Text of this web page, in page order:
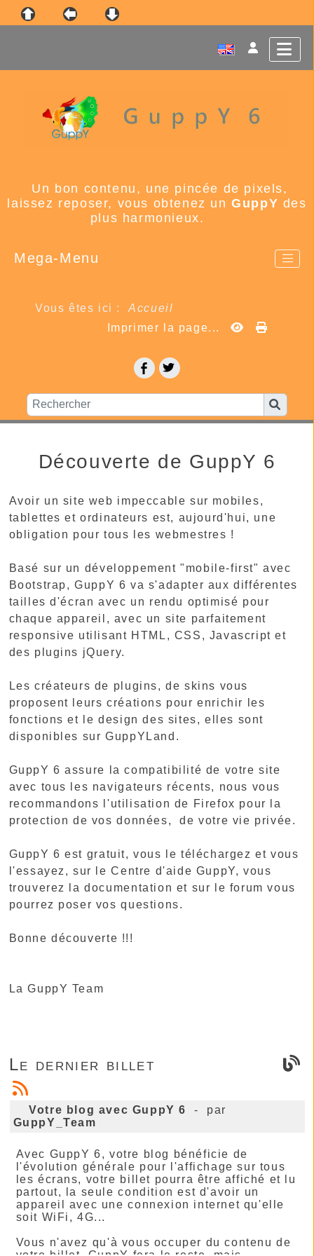
Un bon contenu, une pincée de pixels,
laissez reposer, vous obtenez unGuppY des
plus harmonieux.
Mega-Menu
Vous êtes ici :Accueil
Imprimer la page...
Découverte de GuppY 6
Avoir un site web impeccable sur mobiles,
tablettes et ordinateurs est, aujourd'hui, une
obligation pour tous les webmestres !
Basé sur un développement "mobile-first" avec
Bootstrap, GuppY 6 va s'adapter aux différentes
tailles d'écran avec un rendu optimisé pour
chaque appareil, avec un site parfaitement
responsive utilisant HTML, CSS, Javascript et
des plugins jQuery.
Les créateurs de plugins, de skins vous
proposent leurs créations pour enrichir les
fonctions et le design des sites, elles sont
disponibles sur GuppYLand.
GuppY 6 assure la compatibilité de votre site
avec tous les navigateurs récents, nous vous
recommandons l'utilisation de Firefox pour la
protection de vos données, de votre vie privée.
GuppY 6 est gratuit, vous le téléchargez et vous
l'essayez, sur le Centre d'aide GuppY, vous
trouverez la documentation et sur le forum vous
pourrez poser vos questions.
Bonne découverte !!!
La GuppY Team
Le dernier billet
Votre blog avec GuppY 6
- par
GuppY_Team
Avec GuppY 6, votre blog bénéficie de
l'évolution générale pour l'affichage sur tous
les écrans, votre billet pourra être affiché et lu
partout, la seule condition est d'avoir un
appareil avec une connexion internet qu'elle
soit WiFi, 4G...
Vous n'avez qu'à vous occuper du contenu de